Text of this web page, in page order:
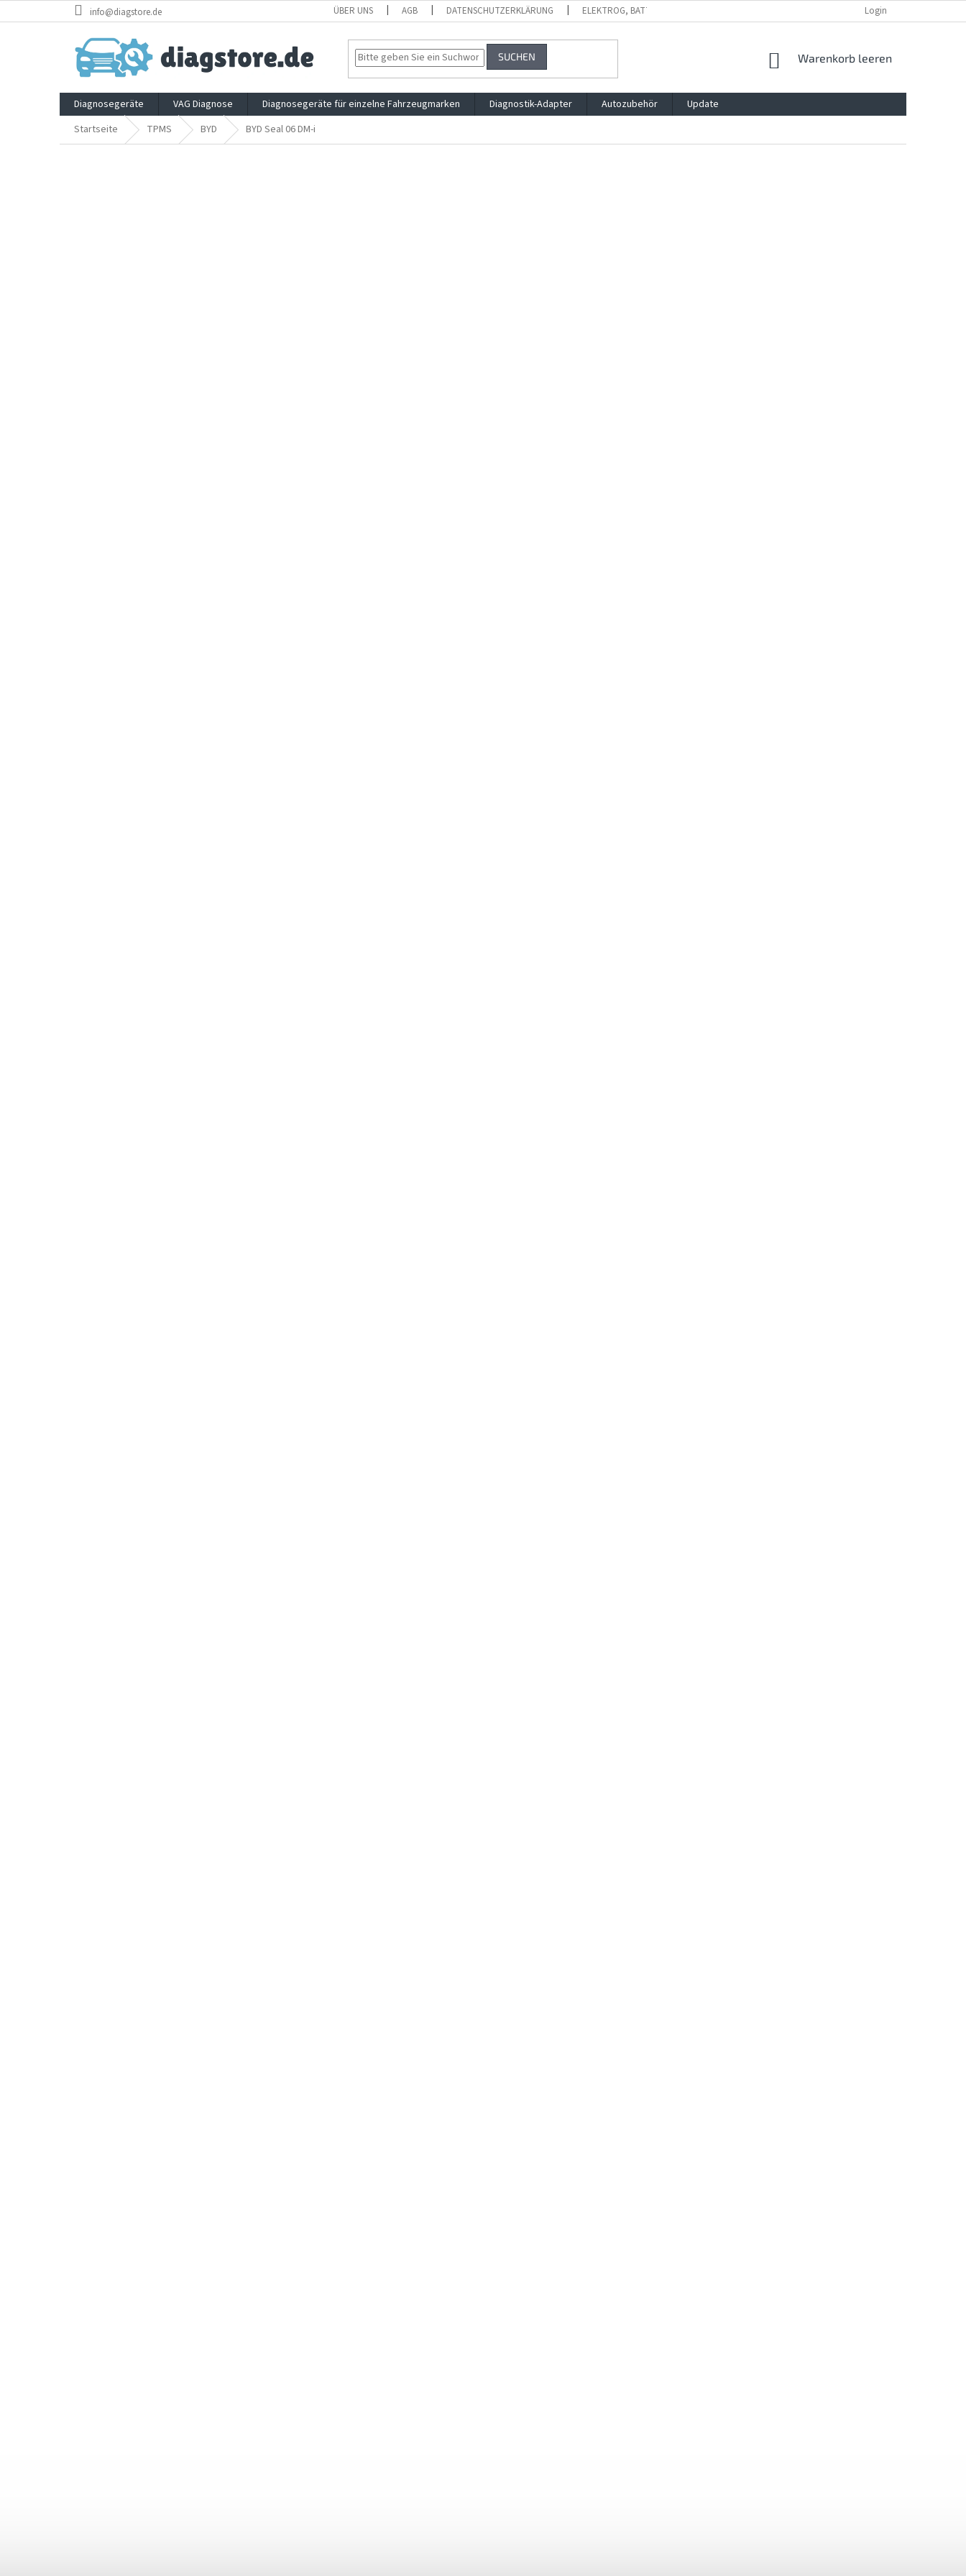
Inhalt
info@diagstore.de ÜBER UNS AGB DATENSCHUTZERKLÄRUNG ELEKTROG, BATTG, VERPACKG REKLAMATION UND WIDDERRUFSRECHT
Login
SUCHEN WARENKORB
Warenkorb leeren
Diagnosegeräte VAG Diagnose Diagnosegeräte für einzelne Fahrzeugmarken Diagnostik-Adapter Autozubehör
Update
Startseite
TPMS BYD BYD Seal 06 DM-i